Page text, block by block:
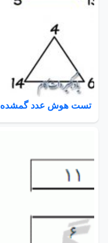
تست هوش عدد گمشده